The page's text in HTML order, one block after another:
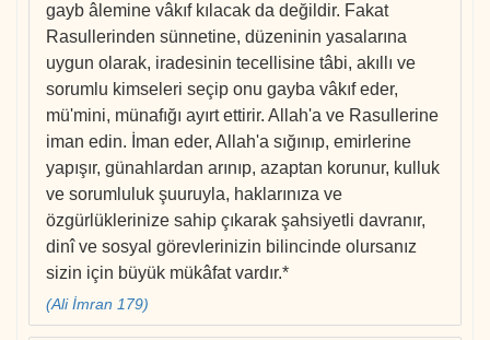
gayb âlemine vâkıf kılacak da değildir. Fakat
Rasullerinden sünnetine, düzeninin yasalarına
uygun olarak, iradesinin tecellisine tâbi, akıllı ve
sorumlu kimseleri seçip onu gayba vâkıf eder,
mü'mini, münafığı ayırt ettirir. Allah'a ve Rasullerine
iman edin. İman eder, Allah'a sığınıp, emirlerine
yapışır, günahlardan arınıp, azaptan korunur, kulluk
ve sorumluluk şuuruyla, haklarınıza ve
özgürlüklerinize sahip çıkarak şahsiyetli davranır,
dinî ve sosyal görevlerinizin bilincinde olursanız
sizin için büyük mükâfat vardır.*
(Ali İmran 179)